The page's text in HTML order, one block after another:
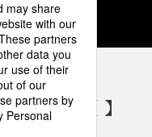
アカウント